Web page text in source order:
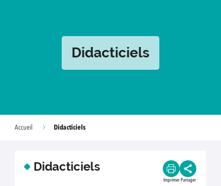
Didacticiels
Accueil Didacticiels
Didacticiels
Imprimer Partager